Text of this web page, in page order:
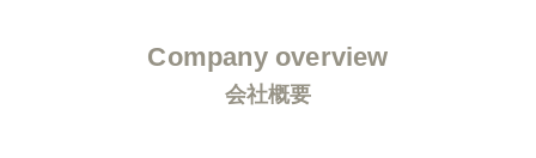
Company overview
会社概要